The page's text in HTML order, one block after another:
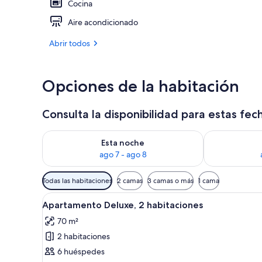
Cocina
Aire acondicionado
Abrir todos
Opciones de la habitación
Consulta la disponibilidad para estas
Esta noche
ago 7 - ago 8
Consulta la disponibilidad para esta noche, ago 7 -
Consulta la
Filtros
disponibles
para
las
habitaciones
Todas las habitaciones 2 camas 3 camas o más 1 cama
Abrir
todas
las
fotos
de
Una sala de estar moderna
20
Apartamento Deluxe, 2 habitaciones
70 m²
2 habitaciones
6 huéspedes